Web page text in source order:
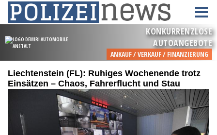
Liechtenstein (FL): Ruhiges Wochenende trotz
Einsätzen – Chaos, Fahrerflucht und Stau